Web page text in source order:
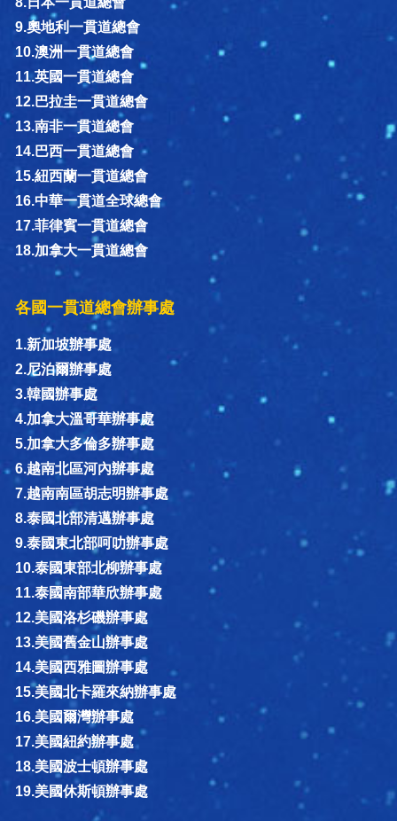
9.奧地利一貫道總會
10.澳洲一貫道總會
11.英國一貫道總會
12.巴拉圭一貫道總會
13.南非一貫道總會
14.巴西一貫道總會
15.紐西蘭一貫道總會
16.中華一貫道全球總會
17.菲律賓一貫道總會
18.加拿大一貫道總會
各國一貫道總會辦事處
1.新加坡辦事處
2.尼泊爾辦事處
3.韓國辦事處
4.加拿大溫哥華辦事處
5.加拿大多倫多辦事處
6.越南北區河內辦事處
7.越南南區胡志明辦事處
8.泰國北部清邁辦事處
9.泰國東北部呵叻辦事處
10.泰國東部北柳辦事處
11.泰國南部華欣辦事處
12.美國洛杉磯辦事處
13.美國舊金山辦事處
14.美國西雅圖辦事處
15.美國北卡羅來納辦事處
16.美國爾灣辦事處
17.美國紐約辦事處
18.美國波士頓辦事處
19.美國休斯頓辦事處